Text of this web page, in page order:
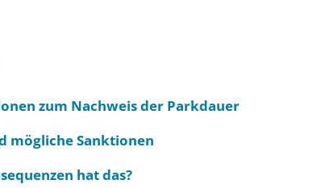
zum Nachweis der Parkdauer
mögliche Sanktionen
hat das?